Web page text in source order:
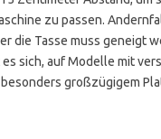
zu passen.
die Tasse muss geneigt
sich, auf Modelle mit
großzügigem